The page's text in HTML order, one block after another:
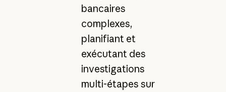
bancaires
complexes,
planifiant et
exécutant des
investigations
multi-étapes sur